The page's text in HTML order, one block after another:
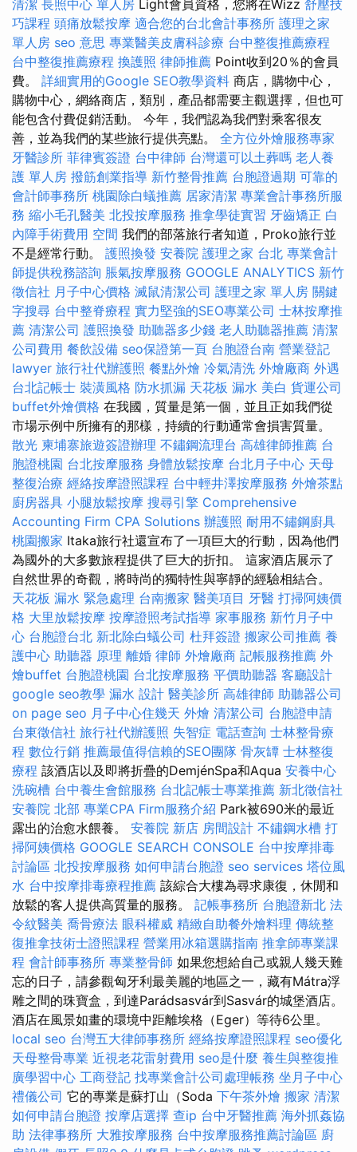
清潔 長照中心 單人房 Light會員資格，您將在Wizz 舒壓技
巧課程 頭痛放鬆按摩 適合您的台北會計事務所 護理之家
單人房 seo 意思 專業醫美皮膚科診療 台中整復推薦療程
台中整復推薦療程 換護照 律師推薦 Point收到20％的會員
費。 詳細實用的Google SEO教學資料 商店，購物中心，
購物中心，網絡商店，類別，產品都需要主觀選擇，但也可
能包含付費促銷活動。 今年，我們認為我們對乘客很友
善，並為我們的某些旅行提供亮點。 全方位外燴服務專家
牙醫診所 菲律賓簽證 台中律師 台灣還可以土葬嗎 老人養
護 單人房 撥筋創業指導 新竹整骨推薦 台胞證過期 可靠的
會計師事務所 桃園除白蟻推薦 居家清潔 專業會計事務所服
務 縮小毛孔醫美 北投按摩服務 推拿學徒實習 牙齒矯正 白
內障手術費用 空間 我們的部落旅行者知道，Proko旅行並
不是經常行動。 護照換發 安養院 護理之家 台北 專業會計
師提供稅務諮詢 脹氣按摩服務 GOOGLE ANALYTICS 新竹
徵信社 月子中心價格 滅鼠清潔公司 護理之家 單人房 關鍵
字搜尋 台中整脊療程 實力堅強的SEO專業公司 士林按摩推
薦 清潔公司 護照換發 助聽器多少錢 老人助聽器推薦 清潔
公司費用 餐飲設備 seo保證第一頁 台胞證台南 營業登記
lawyer 旅行社代辦護照 餐點外燴 冷氣清洗 外燴廠商 外遇
台北記帳士 裝潢風格 防水抓漏 天花板 漏水 美白 貨運公司
buffet外燴價格 在我國，質量是第一個，並且正如我們從
市場示例中所擁有的那樣，持續的行動通常會損害質量。
散光 柬埔寨旅遊簽證辦理 不鏽鋼流理台 高雄律師推薦 台
胞證桃園 台北按摩服務 身體放鬆按摩 台北月子中心 天母
整復治療 經絡按摩證照課程 台中輕井澤按摩服務 外燴茶點
廚房器具 小腿放鬆按摩 搜尋引擎 Comprehensive
Accounting Firm CPA Solutions 辦護照 耐用不鏽鋼廚具
桃園搬家 Itaka旅行社還宣布了一項巨大的行動，因為他們
為國外的大多數旅程提供了巨大的折扣。 這家酒店展示了
自然世界的奇觀，將時尚的獨特性與寧靜的經驗相結合。
天花板 漏水 緊急處理 台南搬家 醫美項目 牙醫 打掃阿姨價
格 大里放鬆按摩 按摩證照考試指導 家事服務 新竹月子中
心 台胞證台北 新北除白蟻公司 杜拜簽證 搬家公司推薦 養
護中心 助聽器 原理 離婚 律師 外燴廠商 記帳服務推薦 外
燴buffet 台胞證桃園 台北按摩服務 平價助聽器 客廳設計
google seo教學 漏水 設計 醫美診所 高雄律師 助聽器公司
on page seo 月子中心住幾天 外燴 清潔公司 台胞證申請
台東徵信社 旅行社代辦護照 失智症 電話查詢 士林整骨療
程 數位行銷 推薦最值得信賴的SEO團隊 骨灰罈 士林整復
療程 該酒店以及即將折疊的DemjénSpa和Aqua 安養中心
洗碗槽 台中養生會館服務 台北記帳士專業推薦 新北徵信社
安養院 北部 專業CPA Firm服務介紹 Park被690米的最近
露出的治愈水餵養。 安養院 新店 房間設計 不鏽鋼水槽 打
掃阿姨價格 GOOGLE SEARCH CONSOLE 台中按摩排毒
討論區 北投按摩服務 如何申請台胞證 seo services 塔位風
水 台中按摩排毒療程推薦 該綜合大樓為尋求康復，休閒和
放鬆的客人提供高質量的服務。 記帳事務所 台胞證新北 法
令紋醫美 喬骨療法 眼科權威 精緻自助餐外燴料理 傳統整
復推拿技術士證照課程 營業用冰箱選購指南 推拿師專業課
程 會計師事務所 專業整骨師 如果您想給自己或親人幾天難
忘的日子，請參觀匈牙利最美麗的地區之一，藏有Mátra浮
雕之間的珠寶盒，到達Parádsasvár到Sasvár的城堡酒店。
酒店在風景如畫的環境中距離埃格（Eger）等待6公里。
local seo 台灣五大律師事務所 經絡按摩證照課程 seo優化
天母整骨專業 近視老花雷射費用 seo是什麼 養生與整復推
廣學習中心 工商登記 找專業會計公司處理帳務 坐月子中心
禮儀公司 它的專業是蘇打山（Soda 下午茶外燴 搬家 清潔
如何申請台胞證 按摩店選擇 查ip 台中牙醫推薦 海外抓姦協
助 法律事務所 大雅按摩服務 台中按摩服務推薦討論區 廚